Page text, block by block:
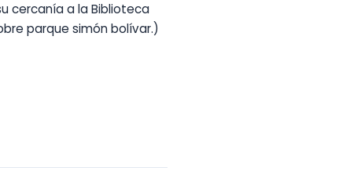
cercanía a la Biblioteca
parque simón bolívar.)